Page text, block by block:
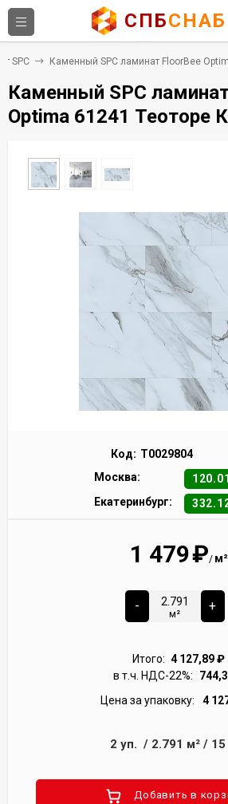
СПБСНАБ
SPC Каменный SPC ламинат FloorBee
Каменный SPC
Optima 61241 Теоторе
Код: Т0029804
Москва:
Екатеринбург:
1 479₽/ м²
-
м²
+
Итого: 4 127,89₽
в т.ч. НДС-22%:
Цена за упаковку:
4
2 уп. / 2.791 м²/ 15
Добавить в